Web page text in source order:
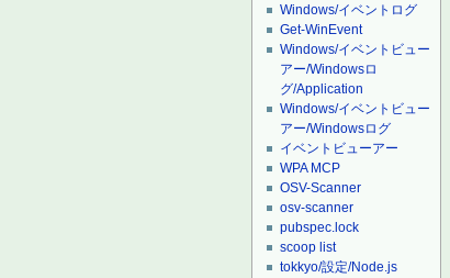
Windows/イベントログ
Get-WinEvent
Windows/イベントビュー
アー/Windowsロ
グ/Application
Windows/イベントビュー
アー/Windowsログ
イベントビューアー
WPA MCP
OSV-Scanner
osv-scanner
pubspec.lock
scoop list
tokkyo/設定/Node.js